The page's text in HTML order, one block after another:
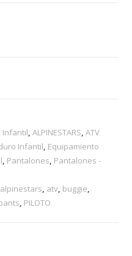
Infantil,ALPINESTARS,ATV
Infantil, Equipamiento
, Pantalones, Pantalones -
alpinestars, atv, buggie,
, PILOTO